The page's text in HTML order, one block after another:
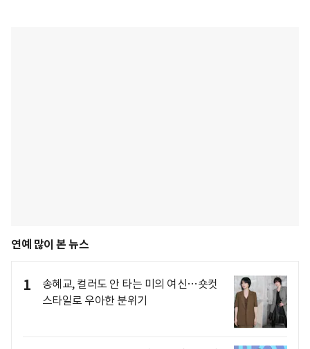
연예 많이 본 뉴스
1
송혜교, 컬러도 안 타는 미의 여신…숏컷
스타일로 우아한 분위기